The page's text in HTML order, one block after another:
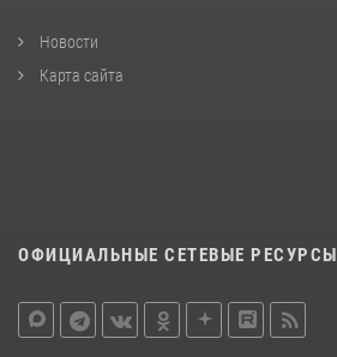
Новости
Карта сайта
ОФИЦИАЛЬНЫЕ СЕТЕВЫЕ РЕСУРСЫ